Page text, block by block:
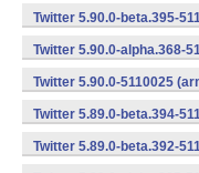
Twitter 5.90.0-beta.395-
Twitter 5.90.0-alpha.368-
Twitter 5.90.0-5110025
Twitter 5.89.0-beta.394-
Twitter 5.89.0-beta.392-